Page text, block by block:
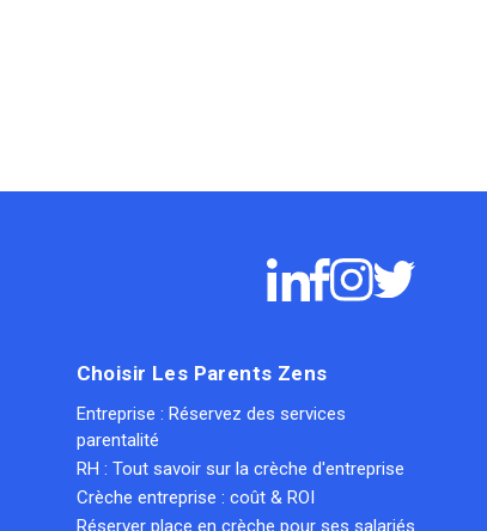
Choisir Les Parents Zens
Entreprise : Réservez des services
parentalité
RH : Tout savoir sur la crèche d'entreprise
Crèche entreprise : coût & ROI
Réserver place en crèche pour ses salariés